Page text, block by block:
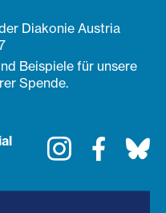
Diakonie Austria
Beispiele für unsere
Spende.
Instagram